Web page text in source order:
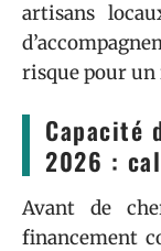
artisans
risque pour un
Capacité
2026 :
Avant de
financement